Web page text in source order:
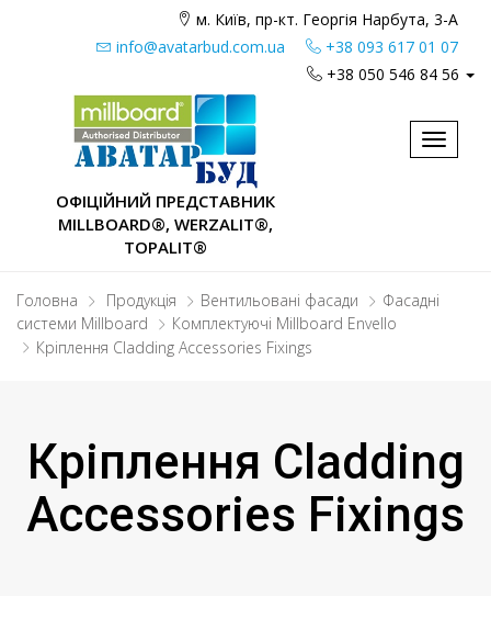
м. Київ, пр-кт. Георгія Нарбута, 3-А
info@avatarbud.com.ua
+38 093 617 01 07
+38 050 546 84 56
ОФІЦІЙНИЙ ПРЕДСТАВНИК
MILLBOARD®, WERZALIT®,
TOPALIT®
Toggle
Головна Продукція Вентильовані фасади
Фасадні
системи Millboard
Комплектуючі Millboard Envello
Кріплення Cladding Accessories Fixings
Кріплення Cladding
Accessories Fixings